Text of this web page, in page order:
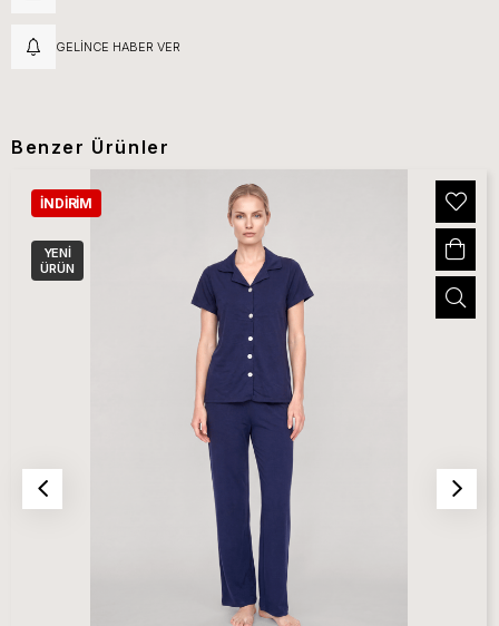
GELINCE HABER VER
Benzer Ürünler
İNDIRIM
YENI
ÜRÜN